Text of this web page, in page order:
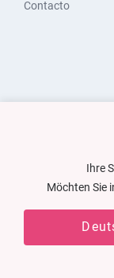
Contacto
Ihre
Möchten Sie